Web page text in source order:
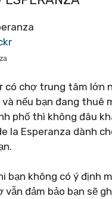
có chợ trung tâm lớn
nếu bạn đang thuê
phố thì không đâu
la Esperanza dành
bạn không có ý định
vẫn đảm bảo bạn sẽ